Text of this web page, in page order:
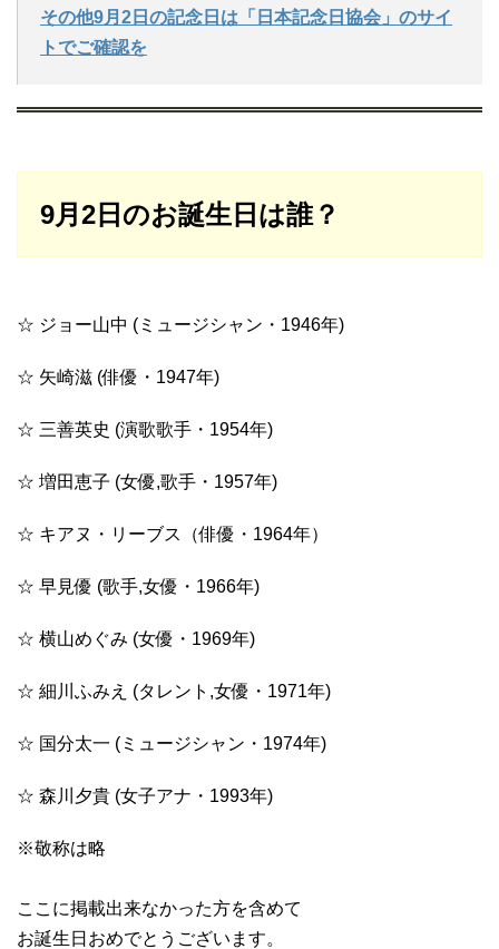
その他9月2日の記念日は「日本記念日協会」のサイ
トでご確認を
9月2日のお誕生日は誰？
☆ ジョー山中 (ミュージシャン・1946年)
☆ 矢崎滋 (俳優・1947年)
☆ 三善英史 (演歌歌手・1954年)
☆ 増田恵子 (女優,歌手・1957年)
☆ キアヌ・リーブス（俳優・1964年）
☆ 早見優 (歌手,女優・1966年)
☆ 横山めぐみ (女優・1969年)
☆ 細川ふみえ (タレント,女優・1971年)
☆ 国分太一 (ミュージシャン・1974年)
☆ 森川夕貴 (女子アナ・1993年)
※敬称は略
ここに掲載出来なかった方を含めて
お誕生日おめでとうございます。